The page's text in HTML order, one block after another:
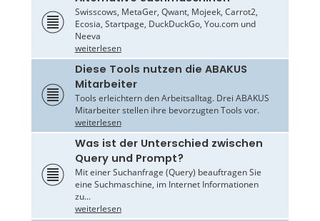
Swisscows, MetaGer, Qwant, Mojeek, Carrot2,
Ecosia, Startpage, DuckDuckGo, You.com und
Neeva
weiterlesen
Diese Tools nutzen die ABAKUS
Mitarbeiter
Tools erleichtern den Arbeitsalltag. Drei ABAKUS
Mitarbeiter stellen ihre bevorzugten Tools vor.
weiterlesen
Was ist der Unterschied zwischen
Query und Prompt?
Mit einer Suchanfrage (Query) beauftragen Sie
eine Suchmaschine, im Internet Informationen
zu...
weiterlesen